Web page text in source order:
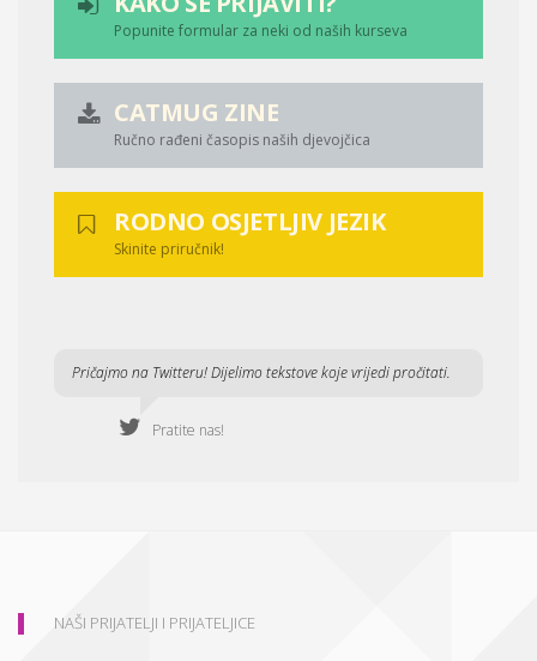
Popunite formular za neki od naših kurseva
CATMUG ZINE
Ručno rađeni časopis naših djevojčica
RODNO OSJETLJIV JEZIK
Skinite priručnik!
Pričajmo na Twitteru! Dijelimo tekstove koje vrijedi pročitati.
Pratite nas!
NAŠI PRIJATELJI I PRIJATELJICE